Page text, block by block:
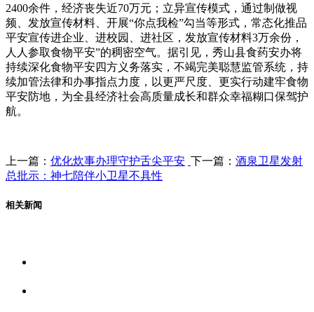
2400余件，经济丧失近70万元；立异宣传模式，通过制做视
频、发放宣传材料、开展“你点我检”勾当等形式，常态化推品
平安宣传进企业、进校园、进社区，发放宣传材料3万余份，
人人参取食物平安”的稠密空气。据引见，秀山县食药安办将
持续深化食物平安四方义务落实，不竭完美聪慧监管系统，持
续加管法律和办事指点力度，以更严尺度、更实行动建牢食物
平安防地，为全县经济社会高质量成长和群众幸福糊口保驾护
航。
上一篇： 优化炊事办理守护舌尖平安 下一篇： 酒泉卫星发射
总批示：神七陪伴小卫星不具性
相关新闻